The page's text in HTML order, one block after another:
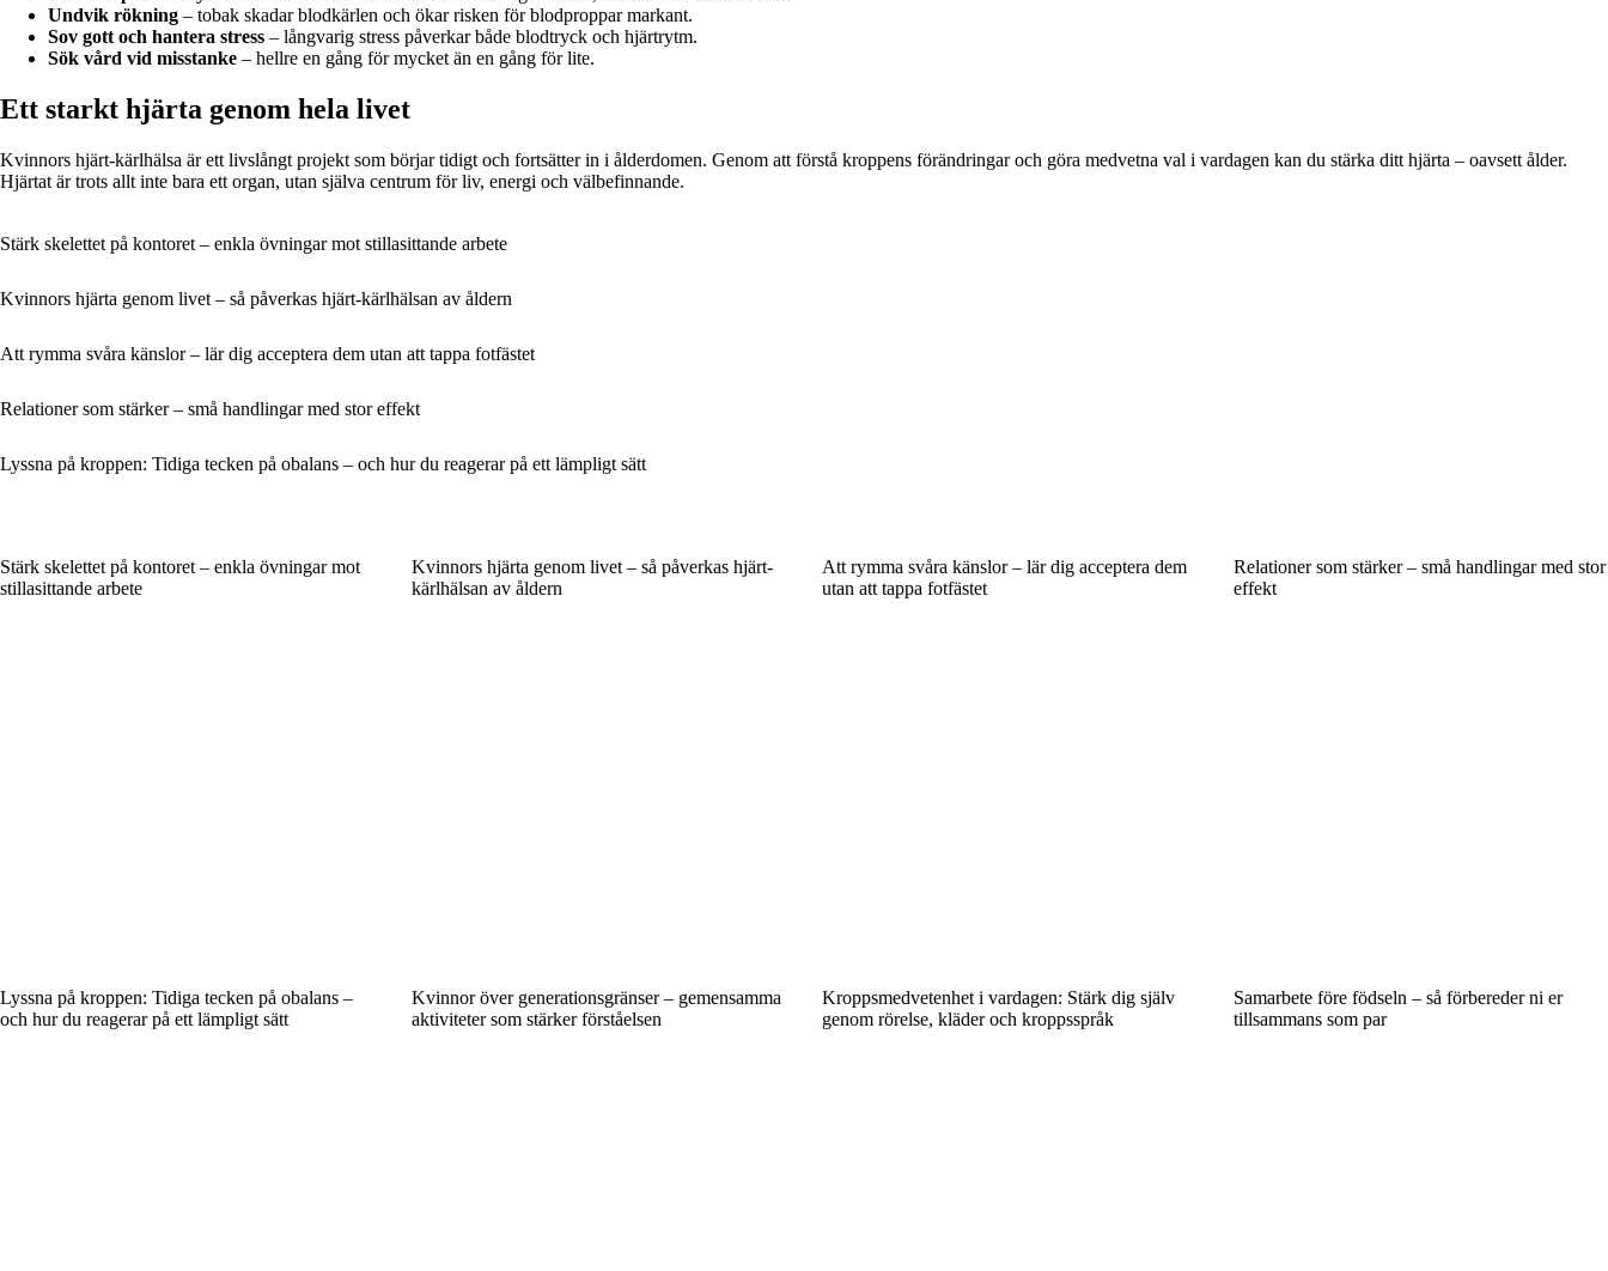
Undvik rökning – tobak skadar blodkärlen och ökar risken för blodproppar markant.
Sov gott och hantera stress – långvarig stress påverkar både blodtryck och hjärtrytm.
Sök vård vid misstanke – hellre en gång för mycket än en gång för lite.
Ett starkt hjärta genom hela livet
Kvinnors hjärt-kärlhälsa är ett livslångt projekt som börjar tidigt och fortsätter in i ålderdomen. Genom att förstå kroppens förändringar och göra medvetna val i vardagen kan du stärka ditt hjärta – oavsett ålder.
Hjärtat är trots allt inte bara ett organ, utan själva centrum för liv, energi och välbefinnande.
Stärk skelettet på kontoret – enkla övningar mot stillasittande arbete
Kvinnors hjärta genom livet – så påverkas hjärt-kärlhälsan av åldern
Att rymma svåra känslor – lär dig acceptera dem utan att tappa fotfästet
Relationer som stärker – små handlingar med stor effekt
Lyssna på kroppen: Tidiga tecken på obalans – och hur du reagerar på ett lämpligt sätt
Stärk skelettet på kontoret – enkla övningar mot
stillasittande arbete
Kvinnors hjärta genom livet – så påverkas hjärt-
kärlhälsan av åldern
Att rymma svåra känslor – lär dig acceptera dem
utan att tappa fotfästet
Relationer som stärker – små handlingar med stor
effekt
Lyssna på kroppen: Tidiga tecken på obalans –
och hur du reagerar på ett lämpligt sätt
Kvinnor över generationsgränser – gemensamma
aktiviteter som stärker förståelsen
Kroppsmedvetenhet i vardagen: Stärk dig själv
genom rörelse, kläder och kroppsspråk
Samarbete före födseln – så förbereder ni er
tillsammans som par